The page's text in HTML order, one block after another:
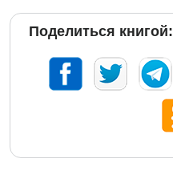
Поделиться книгой: